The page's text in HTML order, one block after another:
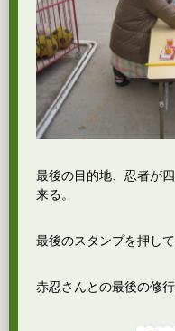
最後の目的地、忍者が
来る。
最後のスタンプを押し
赤忍さんとの最後の修行